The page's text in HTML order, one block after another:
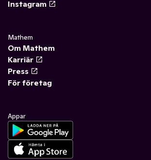
Instagram
Mathem
Om Mathem
Karriär
Press
För företag
Appar